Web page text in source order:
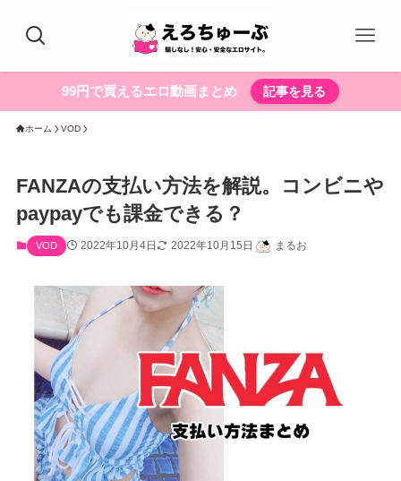
99円で買えるエロ動画まとめ 記事を見る
ホーム VOD
FANZAの支払い方法を解説。コンビニや
paypayでも課金できる？
VOD 2022年10月4日 2022年10月15日 まるお